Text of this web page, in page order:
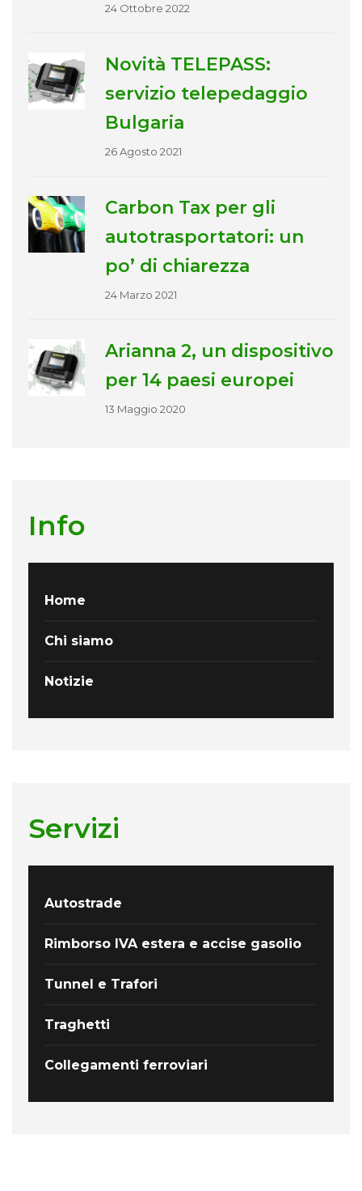
24 Ottobre 2022
Novità TELEPASS:
servizio telepedaggio
Bulgaria
26 Agosto 2021
Carbon Tax per gli
autotrasportatori: un
po’ di chiarezza
24 Marzo 2021
Arianna 2, un dispositivo
per 14 paesi europei
13 Maggio 2020
Info
Home
Chi siamo
Notizie
Servizi
Autostrade
Rimborso IVA estera e accise gasolio
Tunnel e Trafori
Traghetti
Collegamenti ferroviari